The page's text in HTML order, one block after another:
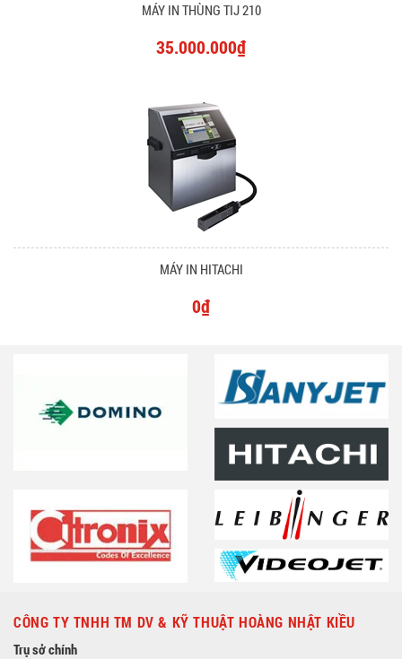
MÁY IN THÙNG TIJ 210
35.000.000₫
MÁY IN HITACHI
0₫
CÔNG TY TNHH TM DV & KỸ THUẬT HOÀNG NHẬT KIỀU
Trụ sở chính